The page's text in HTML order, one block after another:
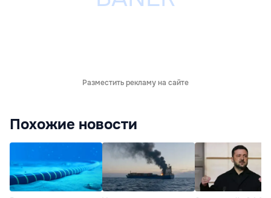
Разместить рекламу на сайте
Похожие новости